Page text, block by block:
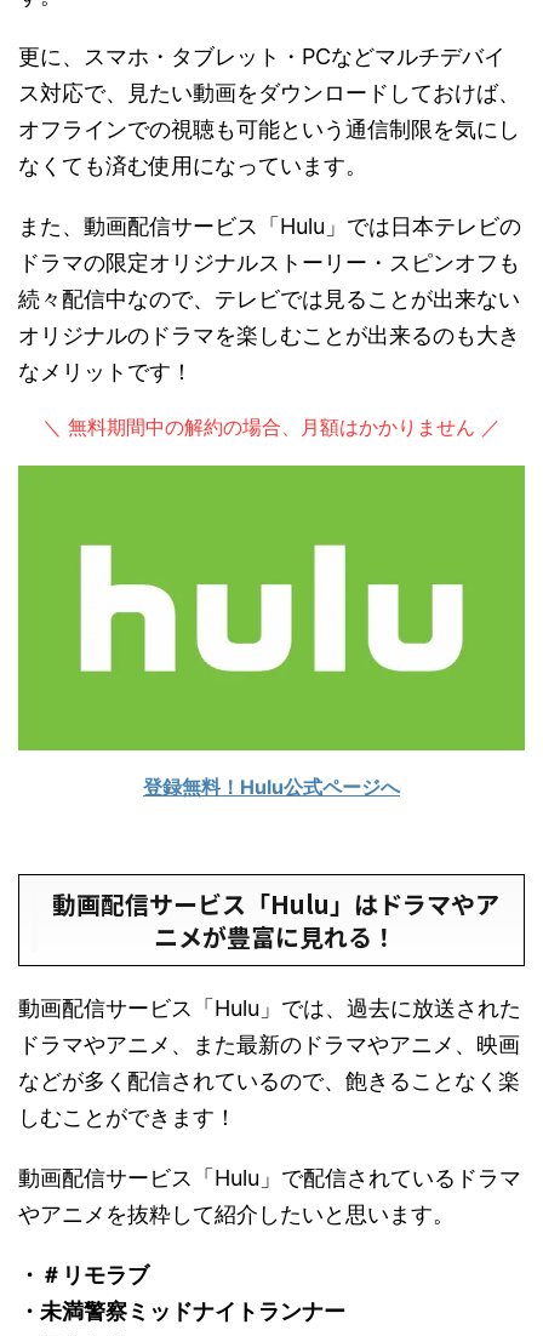
更に、スマホ・タブレット・PCなどマルチデバイ
ス対応で、見たい動画をダウンロードしておけば、
オフラインでの視聴も可能という通信制限を気にし
なくても済む使用になっています。
また、動画配信サービス「Hulu」では日本テレビの
ドラマの限定オリジナルストーリー・スピンオフも
続々配信中なので、テレビでは見ることが出来ない
オリジナルのドラマを楽しむことが出来るのも大き
なメリットです！
＼ 無料期間中の解約の場合、月額はかかりません ／
登録無料！Hulu公式ページへ
動画配信サービス「Hulu」はドラマやア
ニメが豊富に見れる！
動画配信サービス「Hulu」では、過去に放送された
ドラマやアニメ、また最新のドラマやアニメ、映画
などが多く配信されているので、飽きることなく楽
しむことができます！
動画配信サービス「Hulu」で配信されているドラマ
やアニメを抜粋して紹介したいと思います。
・＃リモラブ
・未満警察ミッドナイトランナー